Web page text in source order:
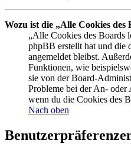
Wozu ist die „Alle Cookies
„Alle Cookies des Boards
phpBB erstellt hat und die
angemeldet bleibst.
Funktionen, wie
sie von der Board-
Probleme bei der An- oder
wenn du die Cookies des
Nach oben